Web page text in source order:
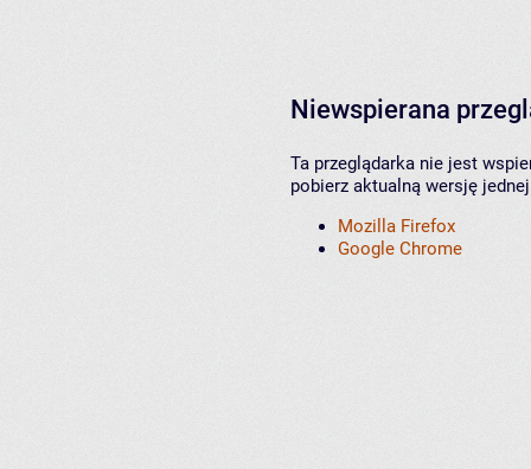
Niewspierana
Ta przeglądarka nie jest
pobierz aktualną wersję
Mozilla Firefox
Google Chrome